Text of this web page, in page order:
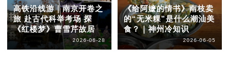
高铁沿线游｜南京开卷之
旅 赴古代科举考场 探
《红楼梦》曹雪芹故居
2026-06-28
《给阿嬷的情书》南枝卖
的“无米粿”是什么潮汕美
食？｜神州冷知识
2026-06-05